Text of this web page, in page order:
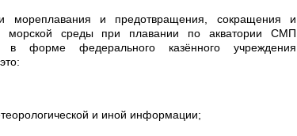
мореплавания и предотвращения, сокращения и
морской среды при плавании по акватории СМП
форме федерального казённого учреждения
и иной информации;